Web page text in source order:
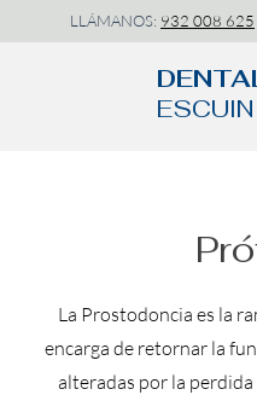
LLÁMANOS: 932 008 625
ESCUIN
La Prostodoncia es la
encarga de retornar la
alteradas por la